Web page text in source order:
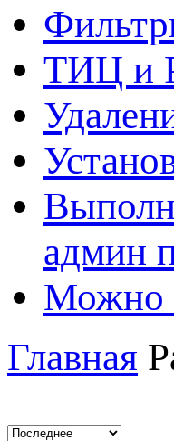
ТИЦ и
админ
Можно
Главная